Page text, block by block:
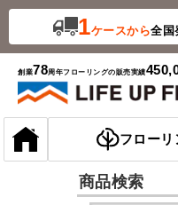
1ケースから全国
創業78周年フローリングの販売実績
フローリ
商品検索